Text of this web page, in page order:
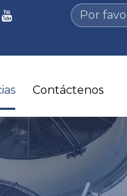
Contáctenos